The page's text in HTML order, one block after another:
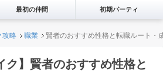
最初の仲間 初期パーティ
攻略 職業 賢者のおすすめ性格と転職ルート・
ク】賢者のおすすめ性格と